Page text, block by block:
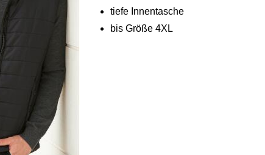
tiefe Innentasche
bis Größe 4XL